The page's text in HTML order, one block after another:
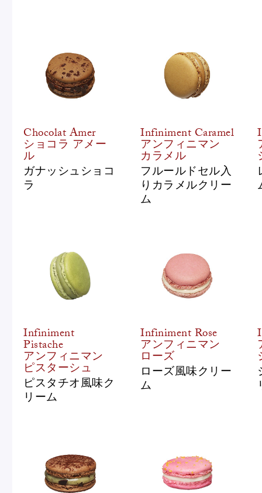
季節の商品
SUMMER GIFT 2026
Pâtisseries
Chocolat Amer
ショコラ アメー
ル
ガナッシュショコ
ラ
Infiniment Caramel
アンフィニマン
カラメル
フルールドセル入
りカラメルクリー
ム
Infiniment
Pistache
アンフィニマン
ピスターシュ
ピスタチオ風味ク
リーム
Infiniment Rose
アンフィニマン
ローズ
ローズ風味クリー
ム